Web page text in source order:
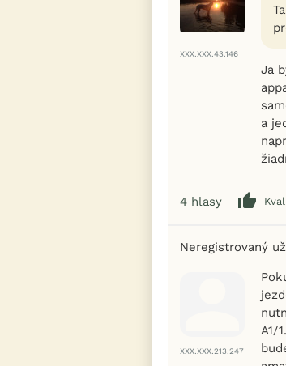
XXX.XXX.43.146
Ja
a
4 hlasy
Neregistrovaný
XXX.XXX.213.247
A1/